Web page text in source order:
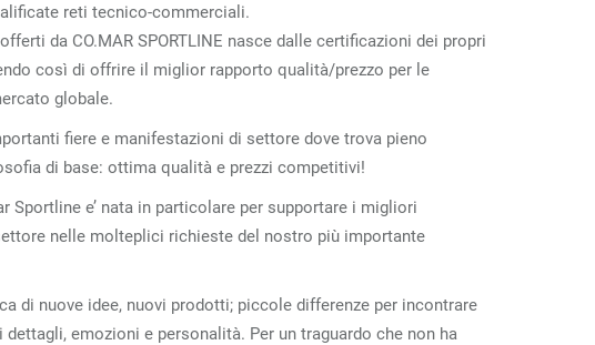
reti tecnico-commerciali.
da CO.MAR SPORTLINE nasce dalle certificazioni dei propri
così di offrire il miglior rapporto qualità/prezzo per le
globale.
fiere e manifestazioni di settore dove trova pieno
di base: ottima qualità e prezzi competitivi!
Sportline e’ nata in particolare per supportare i migliori
nelle molteplici richieste del nostro più importante
di nuove idee, nuovi prodotti; piccole differenze per incontrare
dettagli, emozioni e personalità. Per un traguardo che non ha